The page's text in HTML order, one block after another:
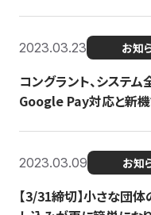
2023.03.23 お知
コングラント、システ
Google Pay対応と新
2023.03.09 お知
【3/31締切】小さな団